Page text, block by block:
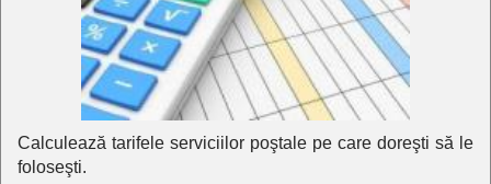
Calculează tarifele serviciilor poştale pe care doreşti să le
foloseşti.